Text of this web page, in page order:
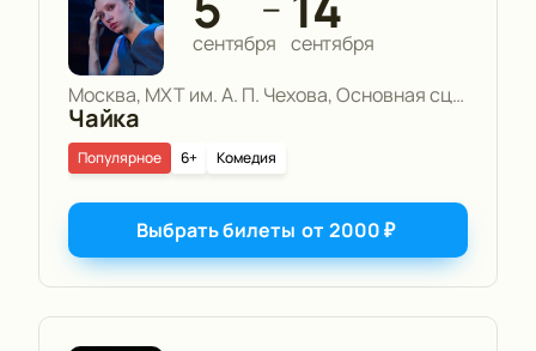
сентября
—
сентября
Москва, МХТ им. А. П. Чехова, Основная сцена
Чайка
6+ Комедия
Популярное
Выбрать билеты от2000₽